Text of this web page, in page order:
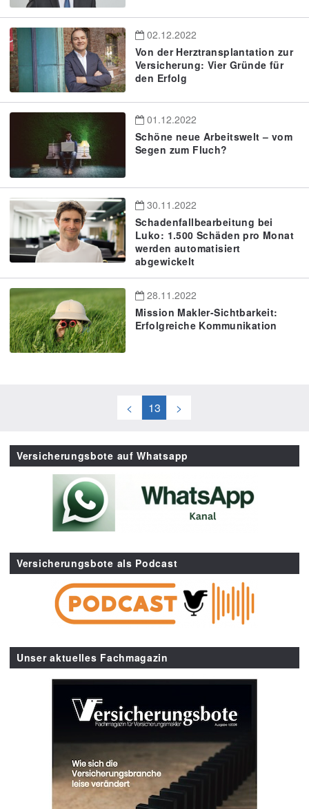
02.12.2022
Von der Herztransplantation zur
Versicherung: Vier Gründe für
den Erfolg
01.12.2022
Schöne neue Arbeitswelt – vom
Segen zum Fluch?
30.11.2022
Schadenfallbearbeitung bei
Luko: 1.500 Schäden pro Monat
werden automatisiert
abgewickelt
28.11.2022
Mission Makler-Sichtbarkeit:
Erfolgreiche Kommunikation
< 13 >
Versicherungsbote auf Whatsapp
Versicherungsbote als Podcast
Unser aktuelles Fachmagazin